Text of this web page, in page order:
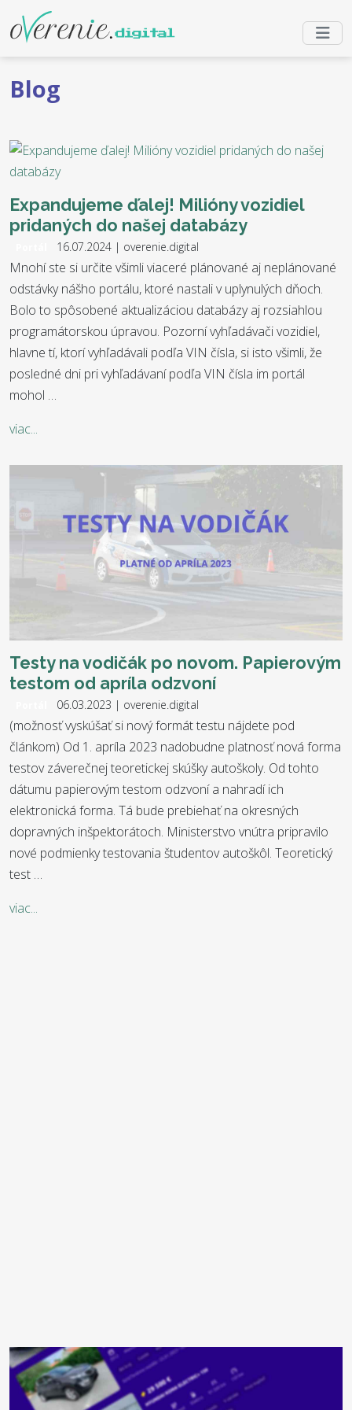
Blog
Expandujeme ďalej! Milióny vozidiel
pridaných do našej databázy
16.07.2024 | overenie.digital
Mnohí ste si určite všimli viaceré plánované aj neplánované
odstávky nášho portálu, ktoré nastali v uplynulých dňoch.
Bolo to spôsobené aktualizáciou databázy aj rozsiahlou
programátorskou úpravou. Pozorní vyhľadávači vozidiel,
hlavne tí, ktorí vyhľadávali podľa VIN čísla, si isto všimli, že
posledné dni pri vyhľadávaní podľa VIN čísla im portál
mohol …
viac...
Testy na vodičák po novom. Papierovým
testom od apríla odzvoní
06.03.2023 | overenie.digital
(možnosť vyskúšať si nový formát testu nájdete pod
článkom) Od 1. apríla 2023 nadobudne platnosť nová forma
testov záverečnej teoretickej skúšky autoškoly. Od tohto
dátumu papierovým testom odzvoní a nahradí ich
elektronická forma. Tá bude prebiehať na okresných
dopravných inšpektorátoch. Ministerstvo vnútra pripravilo
nové podmienky testovania študentov autoškôl. Teoretický
test …
viac...